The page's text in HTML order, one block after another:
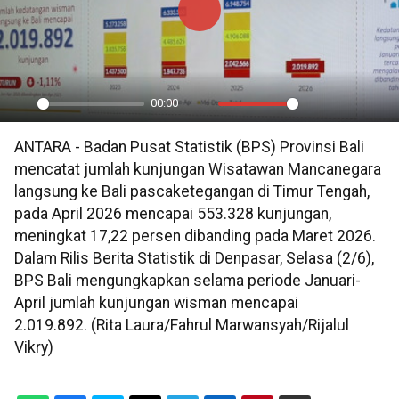
Play
00:00
Mute Settings
PIP
Play
ANTARA - Badan Pusat Statistik (BPS) Provinsi Bali
mencatat jumlah kunjungan Wisatawan Mancanegara
langsung ke Bali pascaketegangan di Timur Tengah,
pada April 2026 mencapai 553.328 kunjungan,
meningkat 17,22 persen dibanding pada Maret 2026.
Dalam Rilis Berita Statistik di Denpasar, Selasa (2/6),
BPS Bali mengungkapkan selama periode Januari-
April jumlah kunjungan wisman mencapai
2.019.892. (Rita Laura/Fahrul Marwansyah/Rijalul
Vikry)